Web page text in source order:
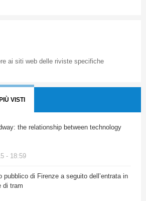
ai siti web delle riviste specifiche
PIÙ VISTI
the relationship between technology
- 18:59
pubblico di Firenze a seguito dell’entrata in
di tram